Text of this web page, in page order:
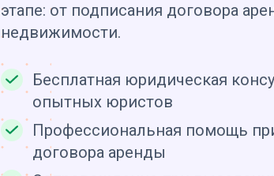
этапе: от подписания договора
недвижимости.
Бесплатная юридическая
опытных юристов
Профессиональная помощь
договора аренды